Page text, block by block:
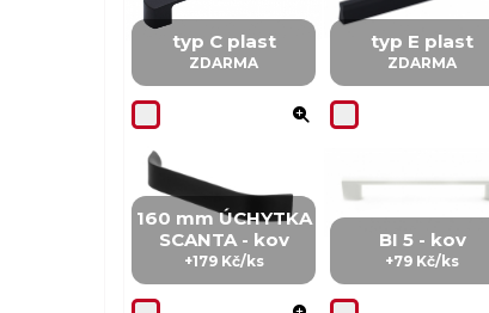
typ C plast
ZDARMA
typ E plast
ZDARMA
160 mm ÚCHYTKA
SCANTA - kov
+179 Kč/ks
BI 5 - kov
+79 Kč/ks